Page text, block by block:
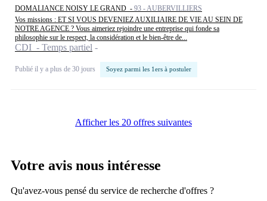
DOMALIANCE NOISY LE GRAND - 93 - AUBERVILLIERS
Vos missions : ET SI VOUS DEVENIEZ AUXILIAIRE DE VIE AU SEIN DE
NOTRE AGENCE ? Vous aimeriez rejoindre une entreprise qui fonde sa
philosophie sur le respect, la considération et le bien-être de...
CDI - Temps partiel
Publié il y a plus de 30 jours Soyez parmi les 1ers à postuler
Afficher les 20 offres suivantes
Votre avis nous intéresse
Qu'avez-vous pensé du service de recherche d'offres ?